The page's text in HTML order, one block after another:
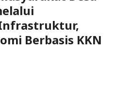
Berbasis KKN